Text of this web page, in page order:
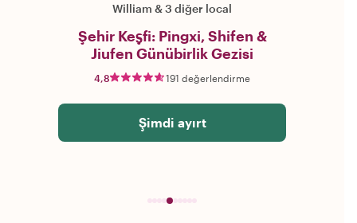
William &3 diğer local
Şehir Keşfi: Pingxi, Shifen &
Jiufen Günübirlik Gezisi
4,8 191 değerlendirme
Şimdi ayırt